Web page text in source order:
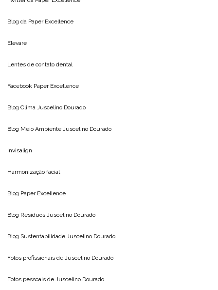
Blog da Paper Excellence
Elevare
Lentes de contato dental
Facebook Paper Excellence
Blog Clima Juscelino Dourado
Blog Meio Ambiente Juscelino Dourado
Invisalign
Harmonização facial
Blog Paper Excellence
Blog Resíduos Juscelino Dourado
Blog Sustentabilidade Juscelino Dourado
Fotos profissionais de Juscelino Dourado
Fotos pessoais de Juscelino Dourado